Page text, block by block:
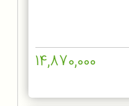
14,870,000